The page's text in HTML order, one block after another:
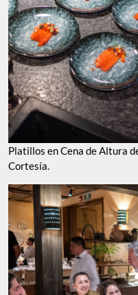
Platillos en Cena de Altura
Cortesía.